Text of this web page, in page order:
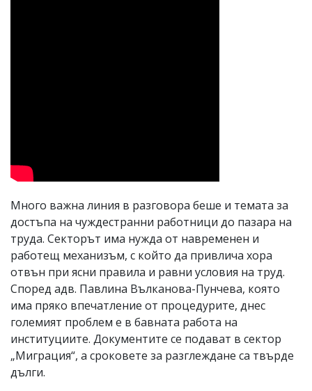
Много важна линия в разговора беше и темата за
достъпа на чуждестранни работници до пазара на
труда. Секторът има нужда от навременен и
работещ механизъм, с който да привлича хора
отвън при ясни правила и равни условия на труд.
Според адв. Павлина Вълканова-Пунчева, която
има пряко впечатление от процедурите, днес
големият проблем е в бавната работа на
институциите. Документите се подават в сектор
„Миграция“, а сроковете за разглеждане са твърде
дълги.